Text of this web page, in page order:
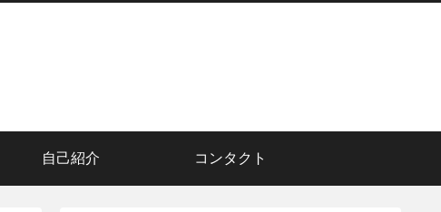
自己紹介 コンタクト